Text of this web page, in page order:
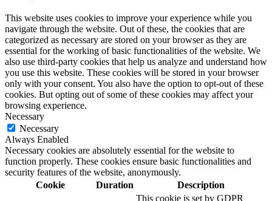
This website uses cookies to improve your experience while you
navigate through the website. Out of these, the cookies that are
categorized as necessary are stored on your browser as they are
essential for the working of basic functionalities of the website. We
also use third-party cookies that help us analyze and understand how
you use this website. These cookies will be stored in your browser
only with your consent. You also have the option to opt-out of these
cookies. But opting out of some of these cookies may affect your
browsing experience.
Necessary
Necessary
Always Enabled
Necessary cookies are absolutely essential for the website to
function properly. These cookies ensure basic functionalities and
security features of the website, anonymously.
Cookie
Duration Description
This cookie is set by GDPR